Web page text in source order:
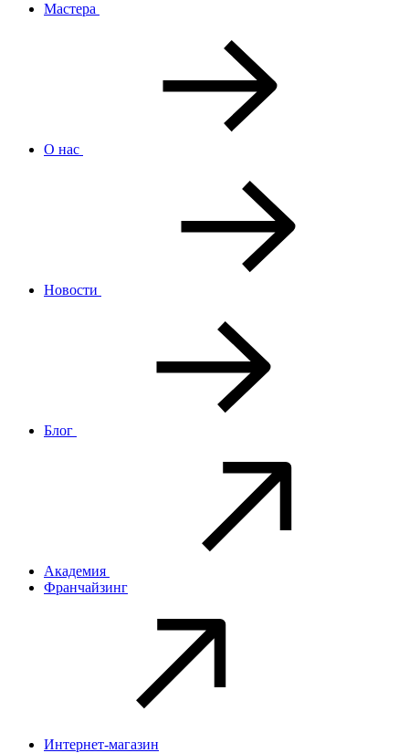
Мастера
О нас
Новости
Блог
Академия
Франчайзинг
Интернет-магазин